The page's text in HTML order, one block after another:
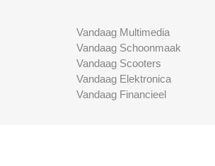
Vandaag Multimedia
Vandaag Schoonmaak
Vandaag Scooters
Vandaag Elektronica
Vandaag Financieel